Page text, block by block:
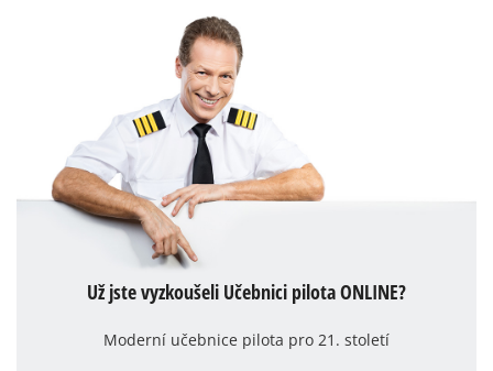
Už jste vyzkoušeli Učebnici pilota ONLINE?
Moderní učebnice pilota pro 21. století